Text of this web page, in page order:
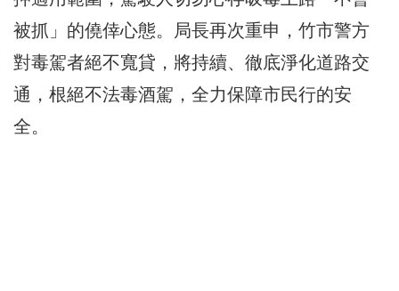
被抓」的僥倖心態。局長再次重申，竹市警方
對毒駕者絕不寬貸，將持續、徹底淨化道路交
通，根絕不法毒酒駕，全力保障市民行的安
全。